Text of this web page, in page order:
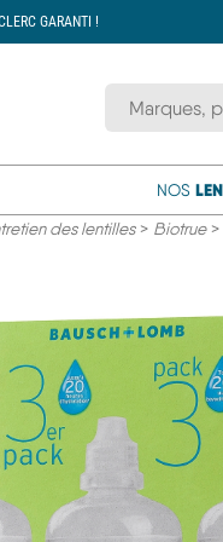
GARANTI !
Rechercher
NOS
des lentilles > Biotrue >